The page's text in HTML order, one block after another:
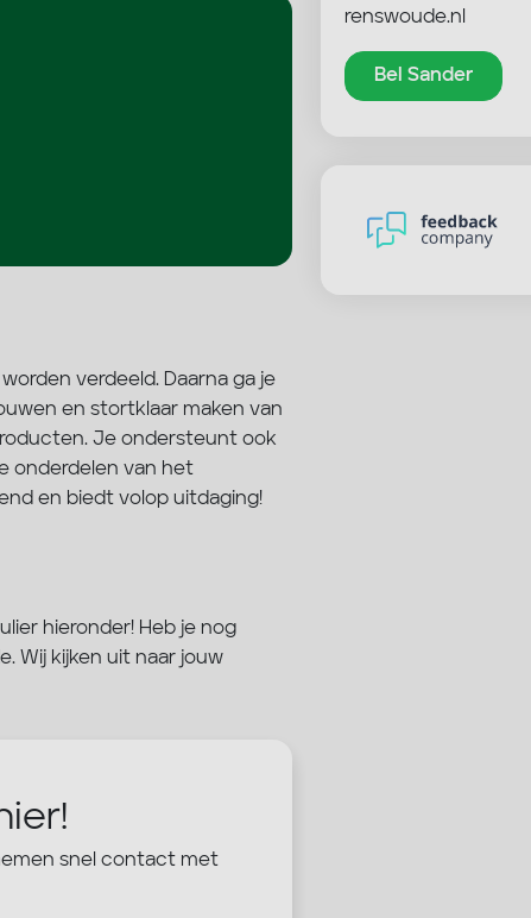
verdeeld. Daarna ga je
en stortklaar maken van
Je ondersteunt ook
onderdelen van het
en biedt volop uitdaging!
hieronder! Heb je nog
Wij kijken uit naar jouw
snel contact met
renswoude.nl
Bel Sander